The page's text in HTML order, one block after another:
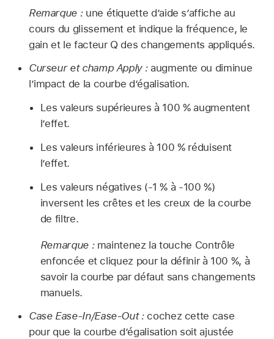
Remarque : une étiquette d’aide s’affiche au
cours du glissement et indique la fréquence, le
gain et le facteur Q des changements appliqués.
Curseur et champ Apply :augmente ou diminue
l’impact de la courbe d’égalisation.
Les valeurs supérieures à 100 % augmentent
l’effet.
Les valeurs inférieures à 100 % réduisent
l’effet.
Les valeurs négatives (-1 % à -100 %)
inversent les crêtes et les creux de la courbe
de filtre.
Remarque : maintenez la touche Contrôle
enfoncée et cliquez pour la définir à 100 %, à
savoir la courbe par défaut sans changements
manuels.
Case Ease-In/Ease-Out :cochez cette case
pour que la courbe d’égalisation soit ajustée